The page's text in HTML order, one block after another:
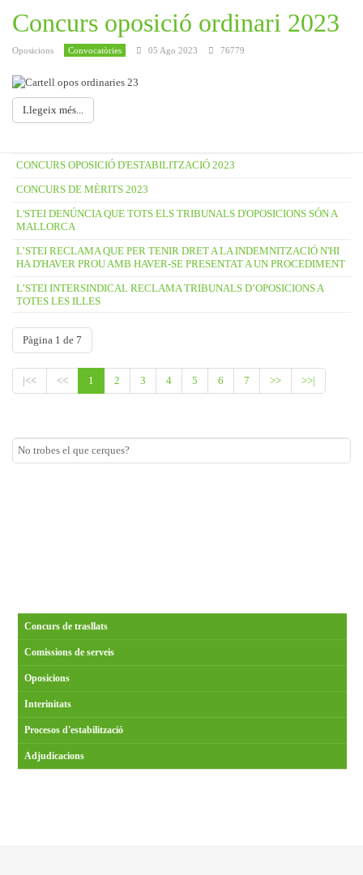
Concurs oposició ordinari 2023
Oposicions Convocatòries 05 Ago 2023 76779
Llegeix més...
CONCURS OPOSICIÓ D'ESTABILITZACIÓ 2023
CONCURS DE MÈRITS 2023
L'STEI DENÚNCIA QUE TOTS ELS TRIBUNALS D'OPOSICIONS SÓN A
MALLORCA
L’STEI RECLAMA QUE PER TENIR DRET A LA INDEMNITZACIÓ N'HI
HA D'HAVER PROU AMB HAVER-SE PRESENTAT A UN PROCEDIMENT
L’STEI INTERSINDICAL RECLAMA TRIBUNALS D’OPOSICIONS A
TOTES LES ILLES
Pàgina 1 de 7
|<< << 1 2 3 4 5 6 7 >> >>|
Concurs de trasllats
Comissions de serveis
Oposicions
Interinitats
Procesos d'estabilització
Adjudicacions